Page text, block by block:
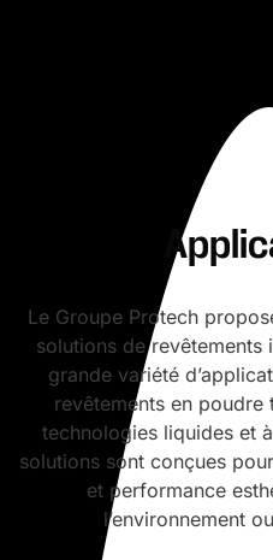
Le Groupe Protech
solutions de revêtements
grande variété
revêtements en poudre
technologies liquides et
solutions sont conçues
et performance
l’environnement